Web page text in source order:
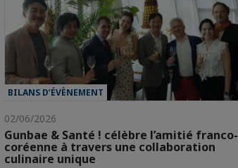
BILANS D’ÉVÈNEMENT
02/06/2026
Gunbae & Santé ! célèbre l’amitié franco-
coréenne à travers une collaboration
culinaire unique